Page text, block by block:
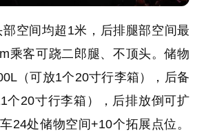
空间均超1米，后排腿部空间最
乘客可跷二郎腿、不顶头。储物
（可放1个20寸行李箱），后备
个20寸行李箱），后排放倒可扩
24处储物空间+10个拓展点位。